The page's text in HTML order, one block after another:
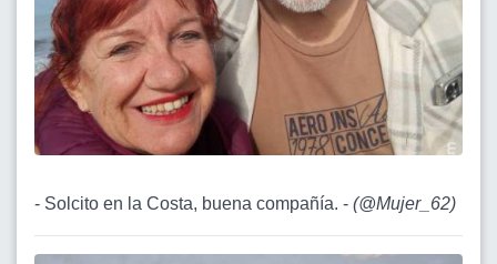
- Solcito en la Costa, buena compañía. - (@Mujer_62)